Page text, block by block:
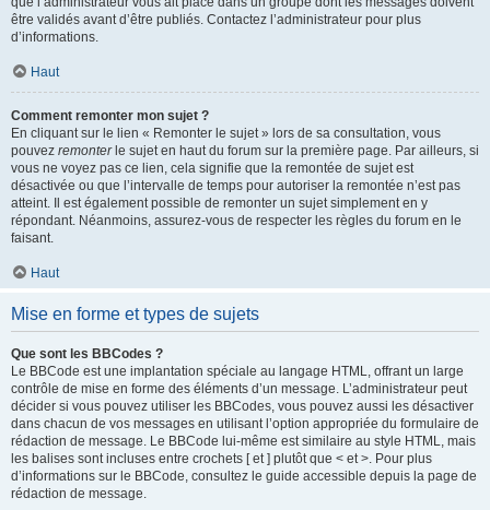
être validés avant d’être publiés. Contactez l’administrateur pour plus
d’informations.
Haut
Comment remonter mon sujet ?
En cliquant sur le lien « Remonter le sujet » lors de sa consultation, vous
pouvez remonterle sujet en haut du forum sur la première page. Par ailleurs, si
vous ne voyez pas ce lien, cela signifie que la remontée de sujet est
désactivée ou que l’intervalle de temps pour autoriser la remontée n’est pas
atteint. Il est également possible de remonter un sujet simplement en y
répondant. Néanmoins, assurez-vous de respecter les règles du forum en le
faisant.
Haut
Mise en forme et types de sujets
Que sont les BBCodes ?
Le BBCode est une implantation spéciale au langage HTML, offrant un large
contrôle de mise en forme des éléments d’un message. L’administrateur peut
décider si vous pouvez utiliser les BBCodes, vous pouvez aussi les désactiver
dans chacun de vos messages en utilisant l’option appropriée du formulaire de
rédaction de message. Le BBCode lui-même est similaire au style HTML, mais
les balises sont incluses entre crochets [ et ] plutôt que < et >. Pour plus
d’informations sur le BBCode, consultez le guide accessible depuis la page de
rédaction de message.